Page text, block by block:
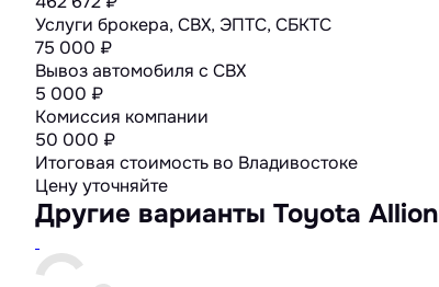
Услуги брокера, СВХ, ЭПТС, СБКТС
75 000 ₽
Вывоз автомобиля с СВХ
5 000 ₽
Комиссия компании
50 000 ₽
Итоговая стоимость во Владивостоке
Цену уточняйте
Другие варианты Toyota Allion